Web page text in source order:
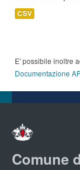
CSV
E' possibile inoltre
Documentazione
Comune